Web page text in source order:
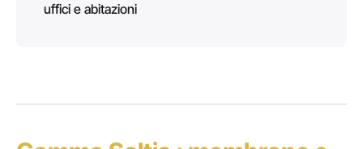
uffici e abitazioni